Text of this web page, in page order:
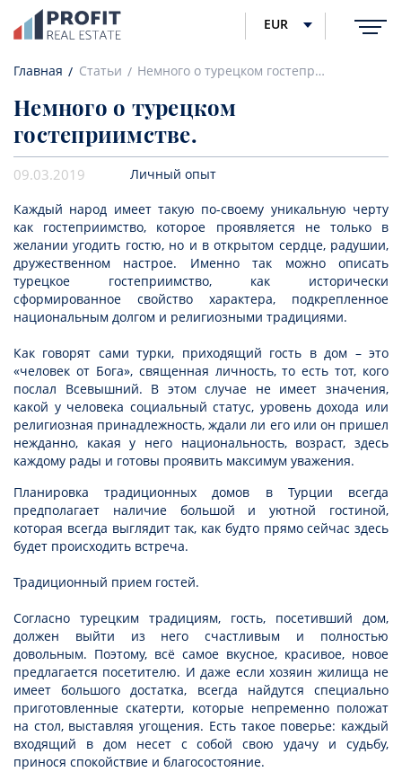
EUR
Главная Статьи Немного о турецком гостеприимстве.
Немного о турецком
гостеприимстве.
09.03.2019 Личный опыт
Каждый народ имеет такую по-своему уникальную черту
как гостеприимство, которое проявляется не только в
желании угодить гостю, но и в открытом сердце, радушии,
дружественном настрое. Именно так можно описать
турецкое гостеприимство, как исторически
сформированное свойство характера, подкрепленное
национальным долгом и религиозными традициями.
Как говорят сами турки, приходящий гость в дом – это
«человек от Бога», священная личность, то есть тот, кого
послал Всевышний. В этом случае не имеет значения,
какой у человека социальный статус, уровень дохода или
религиозная принадлежность, ждали ли его или он пришел
нежданно, какая у него национальность, возраст, здесь
каждому рады и готовы проявить максимум уважения.
Планировка традиционных домов в Турции всегда
предполагает наличие большой и уютной гостиной,
которая всегда выглядит так, как будто прямо сейчас здесь
будет происходить встреча.
Традиционный прием гостей.
Согласно турецким традициям, гость, посетивший дом,
должен выйти из него счастливым и полностью
довольным. Поэтому, всё самое вкусное, красивое, новое
предлагается посетителю. И даже если хозяин жилища не
имеет большого достатка, всегда найдутся специально
приготовленные скатерти, которые непременно положат
на стол, выставляя угощения. Есть такое поверье: каждый
входящий в дом несет с собой свою удачу и судьбу,
принося спокойствие и благосостояние.